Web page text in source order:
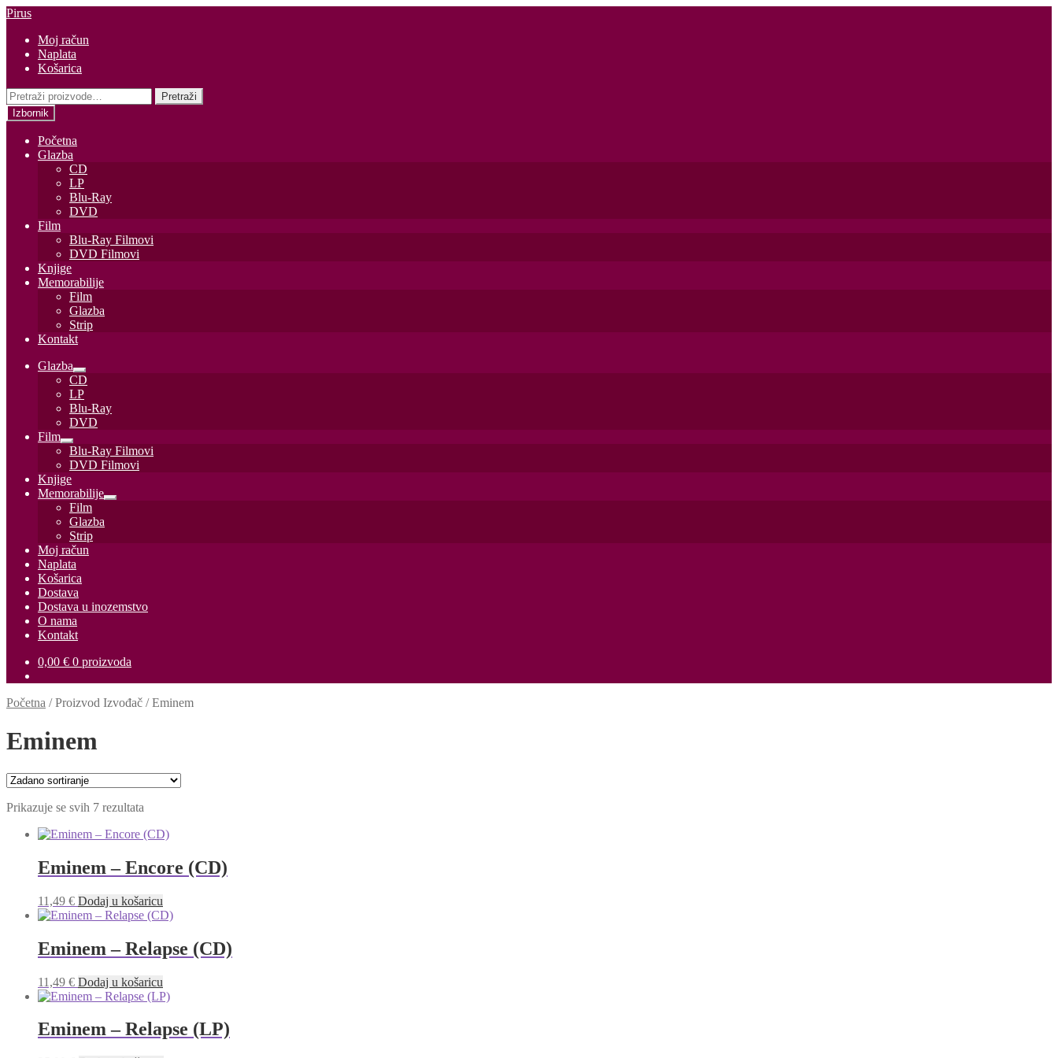
Preskoči
navigaciju
Skoči
sadržaja
Pirus
Moj račun
Naplata
Košarica
Pretraži:
Pretraži
Izbornik
Početna
Glazba
CD
LP
Blu-Ray
DVD
Film
Blu-Ray Filmovi
DVD Filmovi
Knjige
Memorabilije
Film
Glazba
Strip
Kontakt
Glazba
Otvori
podizbornik
CD
LP
Blu-Ray
DVD
Film
Otvori
podizbornik
Blu-Ray Filmovi
DVD Filmovi
Knjige
Memorabilije
Otvori
Film
Glazba
Strip
Moj račun
Naplata
Košarica
Dostava
Dostava u inozemstvo
O nama
Kontakt
0,00 € 0 proizvoda
Početna /Proizvod Izvođač /Eminem
Eminem
Prikazuje se svih 7 rezultata
Eminem – Encore (CD)
11,49 € Dodaj u košaricu
Eminem – Relapse (CD)
11,49 € Dodaj u košaricu
Eminem – Relapse (LP)